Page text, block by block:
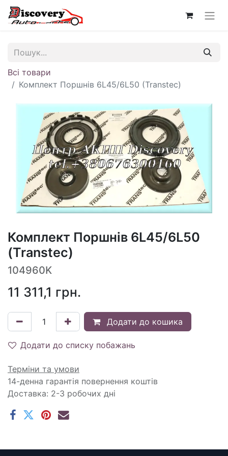
Всі товари
Комплект Поршнів 6L45/6L50 (Transtec)
Комплект Поршнів 6L45/6L50
(Transtec)
104960K
11 311,1 грн.
Додати до кошика
Додати до списку побажань
Терміни та умови
14-денна гарантія повернення коштів
Доставка: 2-3 робочих дні